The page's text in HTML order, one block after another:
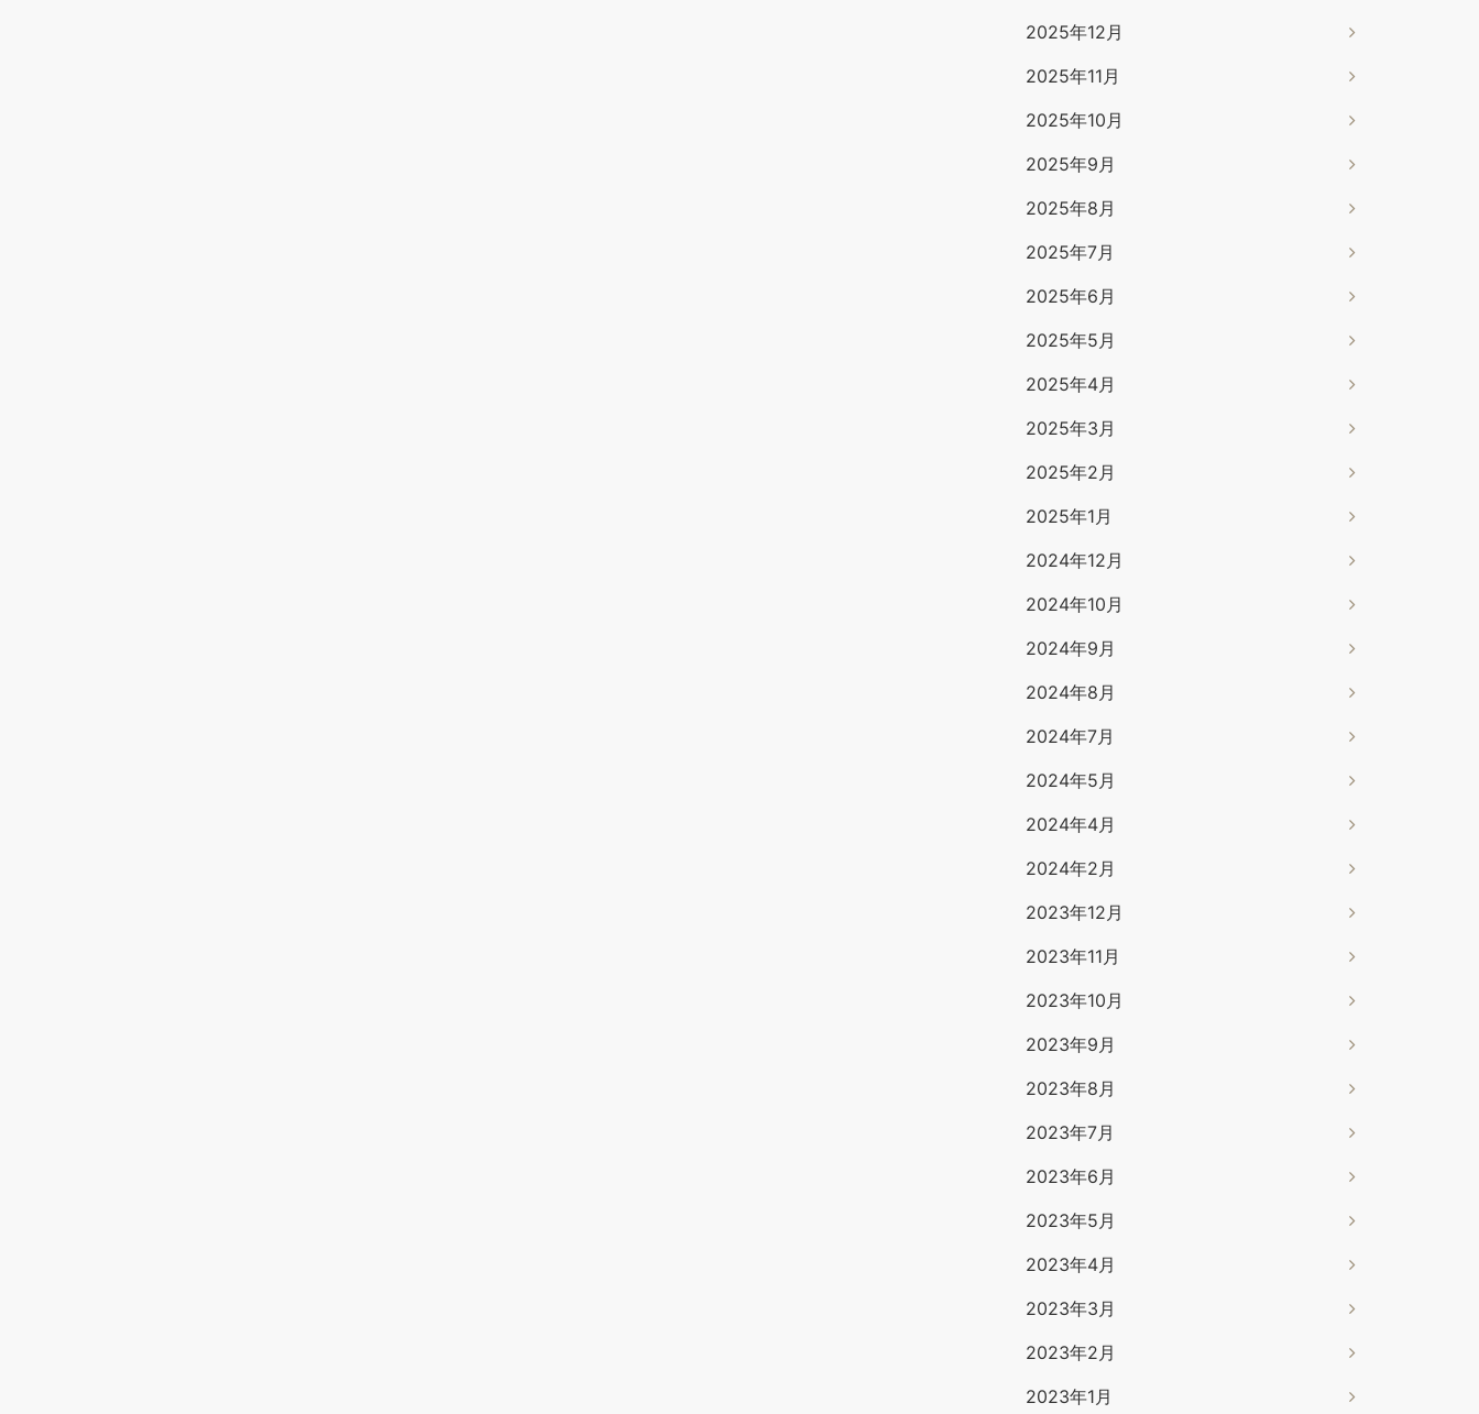
2025年12月
2025年11月
2025年10月
2025年9月
2025年8月
2025年7月
2025年6月
2025年5月
2025年4月
2025年3月
2025年2月
2025年1月
2024年12月
2024年10月
2024年9月
2024年8月
2024年7月
2024年5月
2024年4月
2024年2月
2023年12月
2023年11月
2023年10月
2023年9月
2023年8月
2023年7月
2023年6月
2023年5月
2023年4月
2023年3月
2023年2月
2023年1月